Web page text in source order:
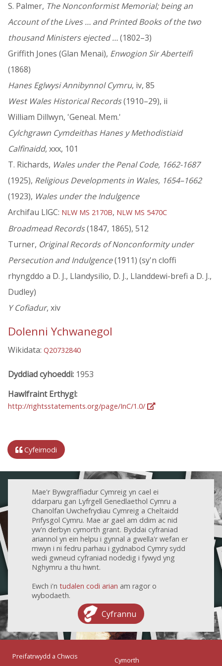
S. Palmer, The Nonconformist Memorial; being an
Account of the Lives … and Printed Books of the two
thousand Ministers ejected …(1802–3)
Griffith Jones (Glan Menai), Enwogion Sir Aberteifi
(1868)
Hanes Eglwysi Annibynnol Cymru, iv, 85
West Wales Historical Records(1910–29), ii
William Dillwyn, 'Geneal. Mem.'
Cylchgrawn Cymdeithas Hanes y Methodistiaid
Calfinaidd, xxx, 101
T. Richards, Wales under the Penal Code, 1662-1687
(1925), Religious Developments in Wales, 1654–1662
(1923), Wales under the Indulgence
Archifau LlGC: NLW MS 2170B, NLW MS 5470C
Broadmead Records(1847, 1865), 512
Turner, Original Records of Nonconformity under
Persecution and Indulgence(1911) (sy'n cloffi
rhyngddo a D. J., Llandysilio, D. J., Llanddewi-brefi a D. J.,
Dudley)
Y Cofiadur, xiv
Dolenni Ychwanegol
Wikidata: Q20732840
Dyddiad cyhoeddi: 1953
Hawlfraint Erthygl:
http://rightsstatements.org/page/InC/1.0/
Cyfeirnodi
Mae'r Bywgraffiadur Cymreig yn cael ei
ddarparu gan Lyfrgell Genedlaethol Cymru a
Chanolfan Uwchefrydiau Cymreig a Cheltaidd
Prifysgol Cymru. Mae ar gael am ddim ac nid
yw'n derbyn cymorth grant. Byddai cyfraniad
ariannol yn ein helpu i gynnal a gwella'r wefan er
mwyn i ni fedru parhau i gydnabod Cymry sydd
wedi gwneud cyfraniad nodedig i fywyd yng
Nghymru a thu hwnt.
Ewch i'n tudalen codi arian am ragor o
wybodaeth.
Cyfrannu
Preifatrwydd a Chwcis Cymorth